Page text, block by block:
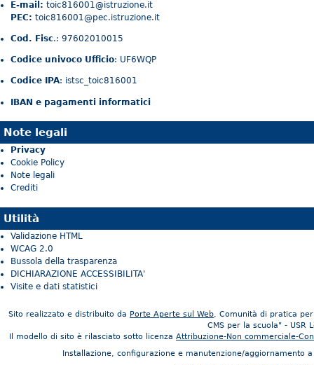
E-mail: toic816001@istruzione.it
PEC: toic816001@pec.istruzione.it
Cod. Fisc.: 97602010015
Codice univoco Ufficio: UF6WQP
Codice IPA: istsc_toic816001
IBAN e pagamenti informatici
Note legali
Privacy
Cookie Policy
Note legali
Crediti
Utilità
Validazione HTML
WCAG 2.0
Bussola della trasparenza
DICHIARAZIONE ACCESSIBILITA'
Visite e dati statistici
Sito realizzato e distribuito da Porte Aperte sul Web, Comunità di pratica
CMS per la scuola" - USR
Il modello di sito è rilasciato sotto licenza Attribuzione-Non commerciale-
Installazione, configurazione e manutenzione/aggiornamento